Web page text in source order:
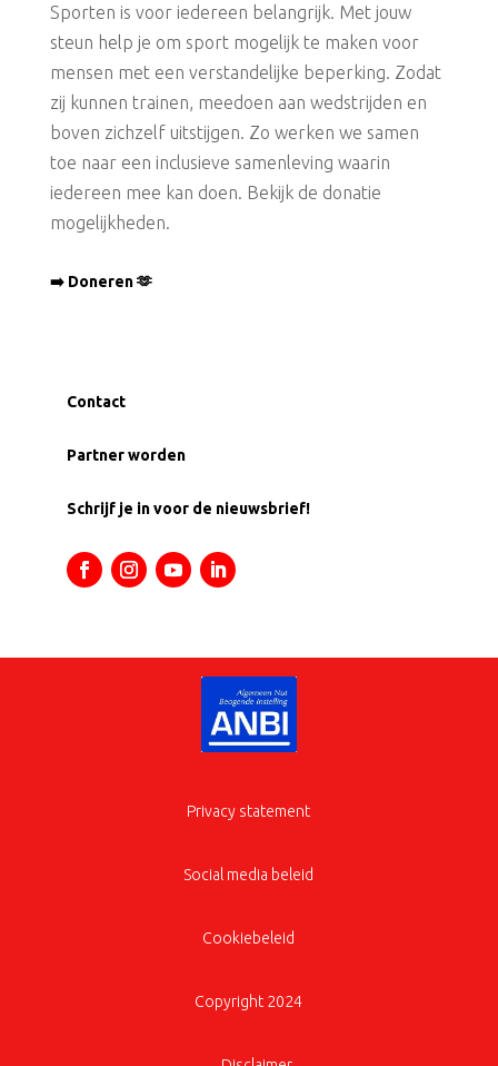
Sporten is voor iedereen belangrijk. Met jouw
steun help je om sport mogelijk te maken voor
mensen met een verstandelijke beperking. Zodat
zij kunnen trainen, meedoen aan wedstrijden en
boven zichzelf uitstijgen. Zo werken we samen
toe naar een inclusieve samenleving waarin
iedereen mee kan doen. Bekijk de donatie
mogelijkheden.
➡️ Doneren 🫶
Contact
Partner worden
Schrijf je in voor de nieuwsbrief!
Privacy statement
Social media beleid
Cookiebeleid
Copyright 2024